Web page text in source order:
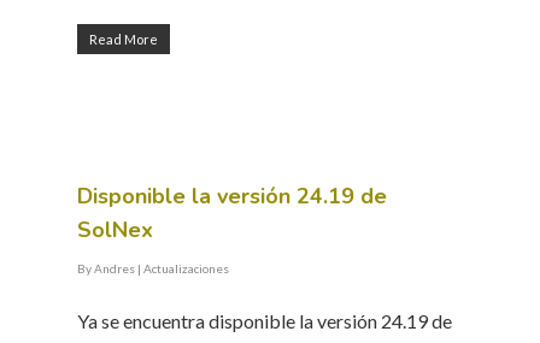
Read More
Disponible la versión 24.19 de
SolNex
ByAndres | Actualizaciones
Ya se encuentra disponible la versión 24.19 de